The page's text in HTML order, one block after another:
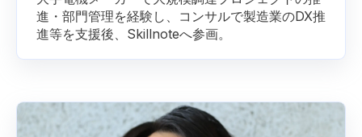
進・部門管理を経験し、コンサルで製造業のDX推
進等を支援後、Skillnoteへ参画。